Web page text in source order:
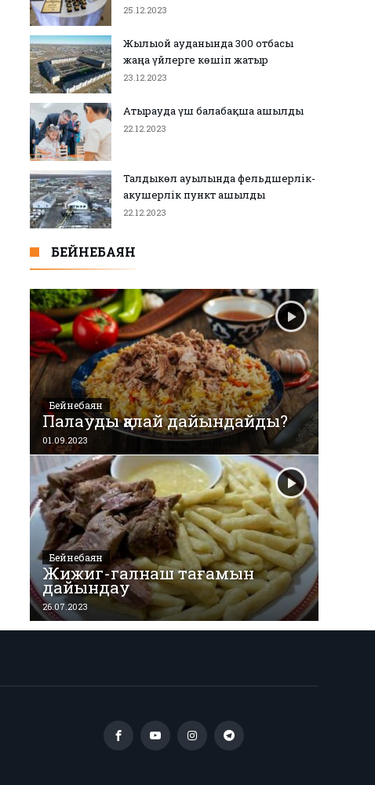
25.12.2023
Жылыой ауданында 300 отбасы
жаңа үйлерге көшіп жатыр
23.12.2023
Атырауда үш балабақша ашылды
22.12.2023
Талдыкөл ауылында фельдшерлік-
акушерлік пункт ашылды
22.12.2023
БЕЙНЕБАЯН
Бейнебаян
Палауды қалай дайындайды?
01.09.2023
Бейнебаян
Жижиг-галнаш тағамын
дайындау
26.07.2023